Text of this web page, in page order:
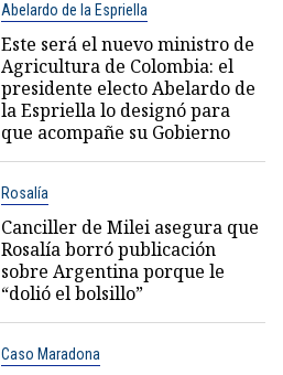
Abelardo de la Espriella
Este será el nuevo ministro de
Agricultura de Colombia: el
presidente electo Abelardo de
la Espriella lo designó para
que acompañe su Gobierno
Rosalía
Canciller de Milei asegura que
Rosalía borró publicación
sobre Argentina porque le
“dolió el bolsillo”
Caso Maradona